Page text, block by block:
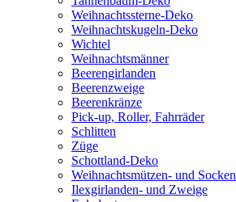
Weihnachtssterne-Deko
Weihnachtskugeln-Deko
Wichtel
Weihnachtsmänner
Beerengirlanden
Beerenzweige
Beerenkränze
Pick-up, Roller, Fahrräder
Schlitten
Züge
Schottland-Deko
Weihnachtsmützen- und Socken
Ilexgirlanden- und Zweige